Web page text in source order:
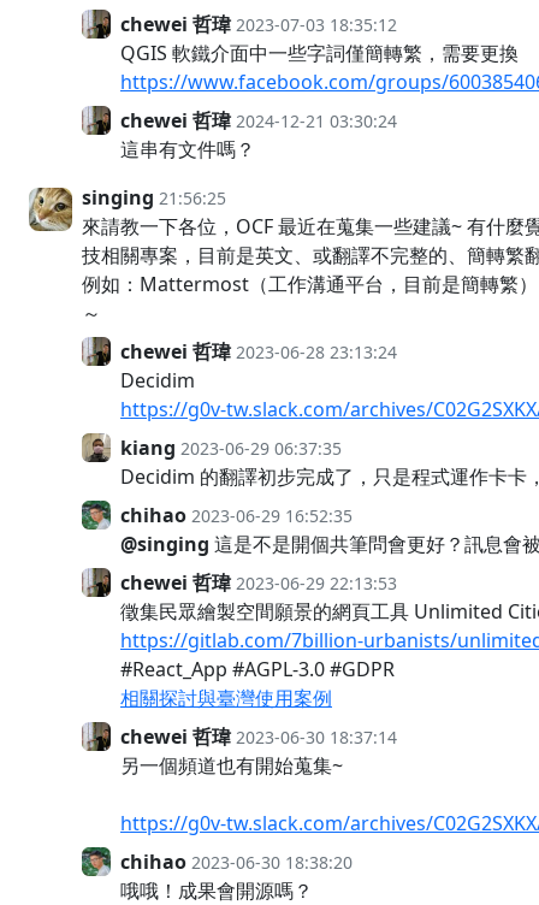
chewei 哲瑋 2023-07-03 18:35:12
QGIS 軟鐵介面中一些字詞僅簡轉繁，需要更換
https://www.facebook.com/groups/
chewei 哲瑋 2024-12-21 03:30:24
這串有文件嗎？
singing 21:56:25
來請教一下各位，OCF 最近在蒐集一些建議~ 有什
技相關專案，目前是英文、或翻譯不完整的、簡轉繁
例如：Mattermost（工作溝通平台，目前是簡轉繁
～
chewei 哲瑋 2023-06-28 23:13:24
Decidim
https://g0v-tw.slack.com/archives/
kiang 2023-06-29 06:37:35
Decidim 的翻譯初步完成了，只是程式運作卡卡
chihao 2023-06-29 16:52:35
@singing 這是不是開個共筆問會更好？訊息會
chewei 哲瑋 2023-06-29 22:13:53
徵集民眾繪製空間願景的網頁工具 Unlimited
https://gitlab.com/7billion-urbanists/
#React_App #AGPL-3.0 #GDPR
相關探討與臺灣使用案例
chewei 哲瑋 2023-06-30 18:37:14
另一個頻道也有開始蒐集~
https://g0v-tw.slack.com/archives/
chihao 2023-06-30 18:38:20
哦哦！成果會開源嗎？